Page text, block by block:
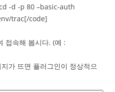
-d -p 80 –basic-auth
trac[/code]
접속해 봅시다. (예 :
가 뜨면 플러그인이 정상적으